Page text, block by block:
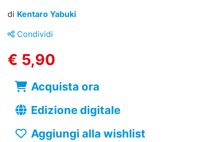
di Kentaro Yabuki
Condividi
€ 5,90
Acquista ora
Edizione digitale
Aggiungi alla wishlist